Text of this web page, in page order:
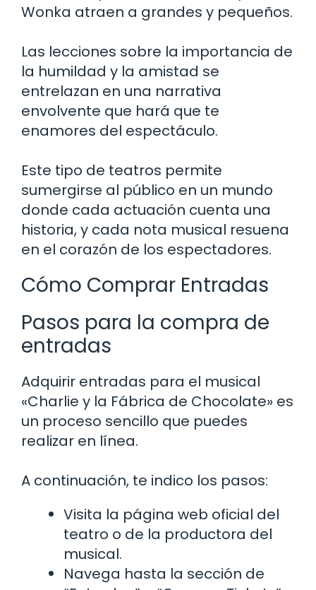
Wonka atraen a grandes y pequeños.
Las lecciones sobre la importancia de
la humildad y la amistad se
entrelazan en una narrativa
envolvente que hará que te
enamores del espectáculo.
Este tipo de teatros permite
sumergirse al público en un mundo
donde cada actuación cuenta una
historia, y cada nota musical resuena
en el corazón de los espectadores.
Cómo Comprar Entradas
Pasos para la compra de
entradas
Adquirir entradas para el musical
«Charlie y la Fábrica de Chocolate» es
un proceso sencillo que puedes
realizar en línea.
A continuación, te indico los pasos:
Visita la página web oficial del
teatro o de la productora del
musical.
Navega hasta la sección de